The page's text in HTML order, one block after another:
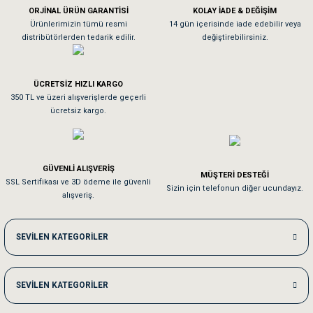
As**** Tu******
Tavşanım kafesinin kalitesine ve paketlemesine bayıldım
Sa**** On******
Kedilerim beğeniyorlar. Memnunuz. Uygun fiyatta olması iyi.
Me***** Ya******
Akşam verdiğim sipariş bir sonraki gün elime ulaştı. Jack russell köpeğim
Ka***** Ar******
ORJİNAL ÜRÜN GARANTİSİ
Ürünlerimizin tümü resmi
distribütörlerden tedarik edilir.
KOLAY İADE & DEĞİŞİM
14 gün içerisinde iade edebilir veya
değiştirebilirsiniz.
ÜCRETSİZ HIZLI KARGO
350 TL ve üzeri alışverişlerde geçerli
ücretsiz kargo.
GÜVENLİ ALIŞVERİŞ
SSL Sertifikası ve 3D ödeme ile güvenli
alışveriş.
MÜŞTERİ DESTEĞİ
Sizin için telefonun diğer ucundayız.
SEVİLEN KATEGORİLER
SEVİLEN KATEGORİLER